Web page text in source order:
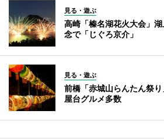
見る・遊ぶ
高崎「榛名湖花火大会」
念で「じぐろ京介」
見る・遊ぶ
前橋「赤城山らんたん祭
屋台グルメ多数